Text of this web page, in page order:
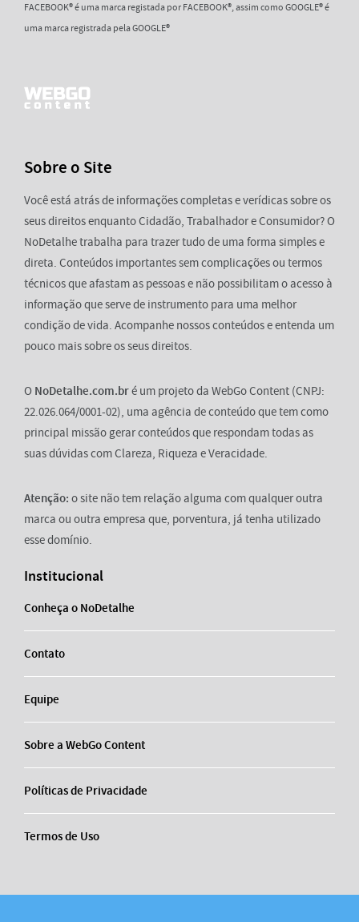
FACEBOOK® é uma marca registada por FACEBOOK®, assim como GOOGLE® é
uma marca registrada pela GOOGLE®
Sobre o Site
Você está atrás de informações completas e verídicas sobre os
seus direitos enquanto Cidadão, Trabalhador e Consumidor? O
NoDetalhe trabalha para trazer tudo de uma forma simples e
direta. Conteúdos importantes sem complicações ou termos
técnicos que afastam as pessoas e não possibilitam o acesso à
informação que serve de instrumento para uma melhor
condição de vida. Acompanhe nossos conteúdos e entenda um
pouco mais sobre os seus direitos.
O NoDetalhe.com.bré um projeto da WebGo Content (CNPJ:
22.026.064/0001-02), uma agência de conteúdo que tem como
principal missão gerar conteúdos que respondam todas as
suas dúvidas com Clareza, Riqueza e Veracidade.
Atenção: o site não tem relação alguma com qualquer outra
marca ou outra empresa que, porventura, já tenha utilizado
esse domínio.
Institucional
Conheça o NoDetalhe
Contato
Equipe
Sobre a WebGo Content
Políticas de Privacidade
Termos de Uso